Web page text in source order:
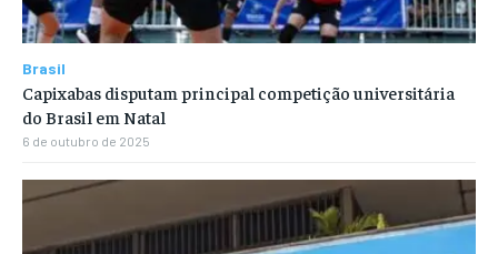
Brasil
Capixabas disputam principal competição universitária
do Brasil em Natal
6 de outubro de 2025